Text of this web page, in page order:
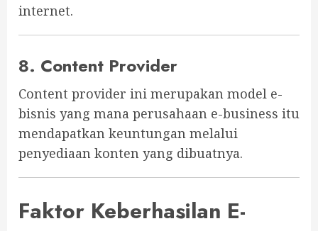
internet.
8. Content Provider
Content provider ini merupakan model e-
bisnis yang mana perusahaan e-business itu
mendapatkan keuntungan melalui
penyediaan konten yang dibuatnya.
Faktor Keberhasilan E-